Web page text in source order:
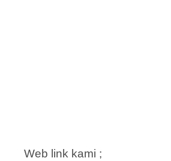
Web link kami ;